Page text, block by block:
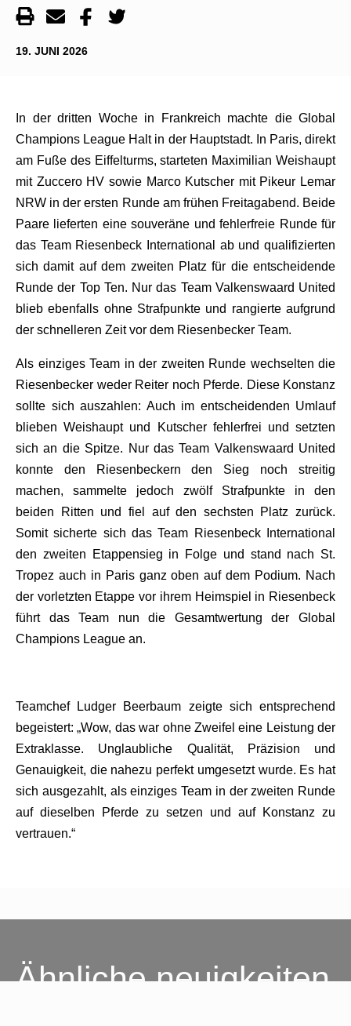
19. JUNI 2026
In der dritten Woche in Frankreich machte die Global
Champions League Halt in der Hauptstadt. In Paris, direkt
am Fuße des Eiffelturms, starteten Maximilian Weishaupt
mit Zuccero HV sowie Marco Kutscher mit Pikeur Lemar
NRW in der ersten Runde am frühen Freitagabend. Beide
Paare lieferten eine souveräne und fehlerfreie Runde für
das Team Riesenbeck International ab und qualifizierten
sich damit auf dem zweiten Platz für die entscheidende
Runde der Top Ten. Nur das Team Valkenswaard United
blieb ebenfalls ohne Strafpunkte und rangierte aufgrund
der schnelleren Zeit vor dem Riesenbecker Team.
Als einziges Team in der zweiten Runde wechselten die
Riesenbecker weder Reiter noch Pferde. Diese Konstanz
sollte sich auszahlen: Auch im entscheidenden Umlauf
blieben Weishaupt und Kutscher fehlerfrei und setzten
sich an die Spitze. Nur das Team Valkenswaard United
konnte den Riesenbeckern den Sieg noch streitig
machen, sammelte jedoch zwölf Strafpunkte in den
beiden Ritten und fiel auf den sechsten Platz zurück.
Somit sicherte sich das Team Riesenbeck International
den zweiten Etappensieg in Folge und stand nach St.
Tropez auch in Paris ganz oben auf dem Podium. Nach
der vorletzten Etappe vor ihrem Heimspiel in Riesenbeck
führt das Team nun die Gesamtwertung der Global
Champions League an.
Teamchef Ludger Beerbaum zeigte sich entsprechend
begeistert: „Wow, das war ohne Zweifel eine Leistung der
Extraklasse. Unglaubliche Qualität, Präzision und
Genauigkeit, die nahezu perfekt umgesetzt wurde. Es hat
sich ausgezahlt, als einziges Team in der zweiten Runde
auf dieselben Pferde zu setzen und auf Konstanz zu
vertrauen.“
Ähnliche neuigkeiten